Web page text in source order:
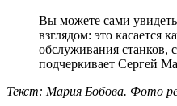
Вы можете сами
взглядом: это касается
обслуживания
подчеркивает Сергей
Текст: Мария Бобова. Фото